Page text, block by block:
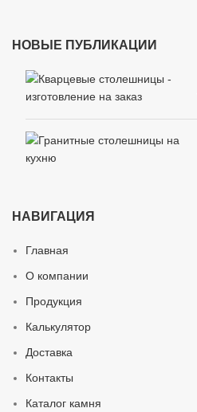
НОВЫЕ ПУБЛИКАЦИИ
НАВИГАЦИЯ
Главная
О компании
Продукция
Калькулятор
Доставка
Контакты
Каталог камня